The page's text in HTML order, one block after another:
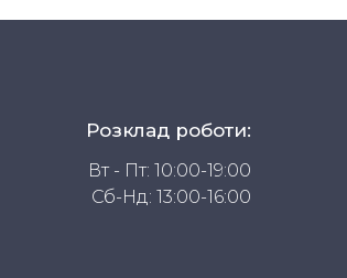
Розклад роботи:
Вт - Пт: 10:00-19:00
Сб-Нд: 13:00-16:00